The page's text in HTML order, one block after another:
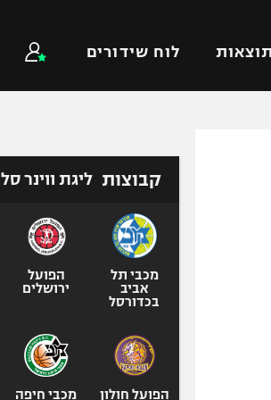
תוצאות לוח שידורים
טניס
כדורעף
ג'ודו
ספורט אולימפי
קבוצות ליגת ווינר סל
מכבי תל
אביב
בכדורסל
הפועל
ירושלים
הפועל חולון
מכבי חיפה